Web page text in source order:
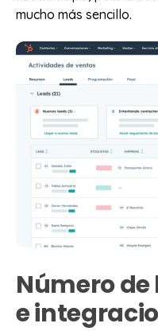
mucho más sencillo.
Número
e